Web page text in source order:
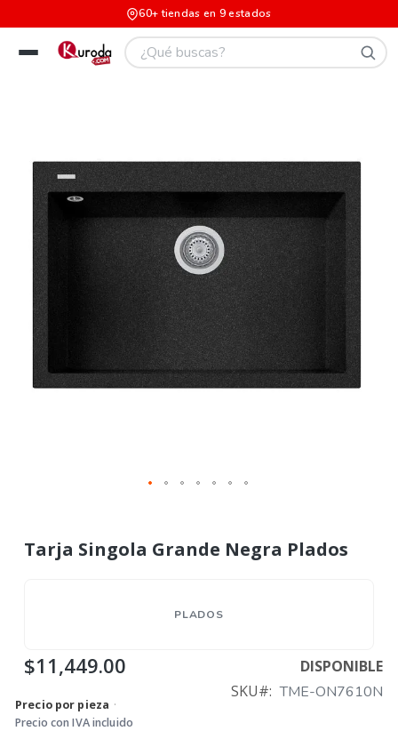
60+ tiendas en 9 estados
Tarja Singola Grande Negra Plados
PLADOS
$11,449.00
DISPONIBLE
SKU
TME-ON7610N
Precio por pieza ·
Precio con IVA incluido